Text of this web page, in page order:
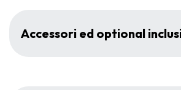
Accessori ed optional